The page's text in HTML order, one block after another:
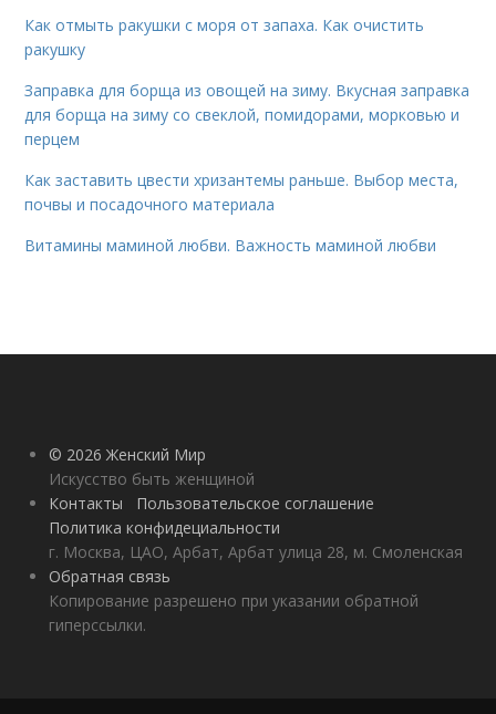
Как отмыть ракушки с моря от запаха. Как очистить
ракушку
Заправка для борща из овощей на зиму. Вкусная заправка
для борща на зиму со свеклой, помидорами, морковью и
перцем
Как заставить цвести хризантемы раньше. Выбор места,
почвы и посадочного материала
Витамины маминой любви. Важность маминой любви
© 2026 Женский Мир
Искусство быть женщиной
Контакты
Пользовательское соглашение
Политика конфидециальности
г. Москва, ЦАО, Арбат, Арбат улица 28, м. Смоленская
Обратная связь
Копирование разрешено при указании обратной
гиперссылки.